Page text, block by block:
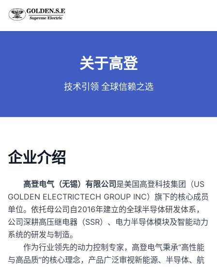
跳到主内容
关于高登
技术引领 全球信赖之选
企业介绍
高登电气（无锡）有限公司 是美国高登科技集团（US
GOLDEN ELECTRICTECH GROUP INC）旗下的核心成员
单位。依托母公司自2016年建立的全球半导体研发体系，
公司深耕高压继电器（SSR）、电力半导体模块及智能动力
系统的研发与制造。
作为行业领先的动力控制专家，高登电气秉承“高性能
与高品质”的核心理念，产品广泛审视新能源、半导体、航